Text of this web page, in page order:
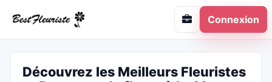
Connexion
Découvrez les Meilleurs Fleuristes